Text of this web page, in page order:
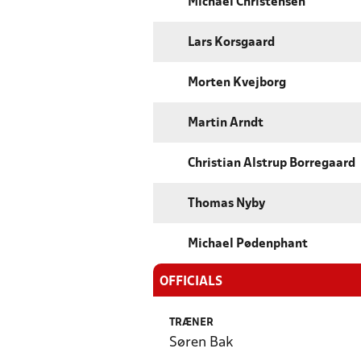
Michael Christensen
Lars Korsgaard
Morten Kvejborg
Martin Arndt
Christian Alstrup Borregaard
Thomas Nyby
Michael Pødenphant
OFFICIALS
TRÆNER
Søren Bak